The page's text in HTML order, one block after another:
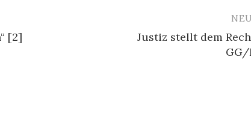
[2]
Justiz stellt dem